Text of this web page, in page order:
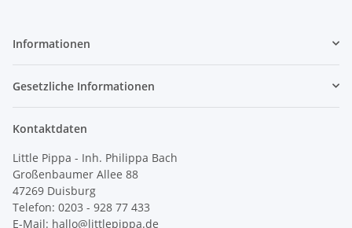
Informationen
Gesetzliche Informationen
Kontaktdaten
Little Pippa - Inh. Philippa Bach
Großenbaumer Allee 88
47269 Duisburg
Telefon: 0203 - 928 77 433
E-Mail: hallo@littlepippa.de